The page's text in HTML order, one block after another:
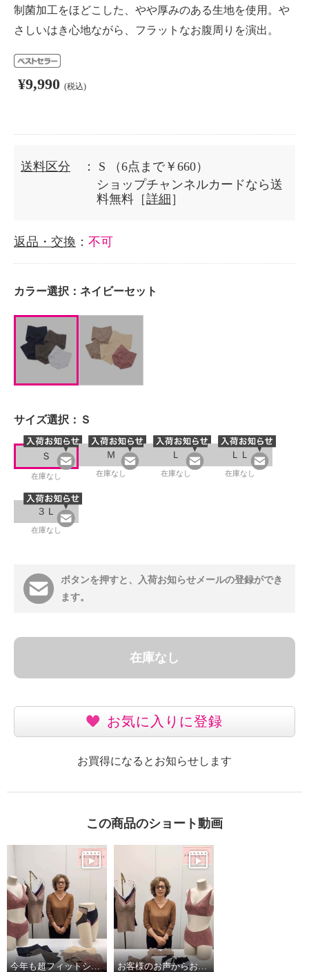
制菌加工をほどこした、やや厚みのある生地を使用。や
さしいはき心地ながら、フラットなお腹周りを演出。
¥9,990 (税込)
送料区分 ： S
（6点まで￥660）
ショップチャンネルカードなら送
料無料［詳細 ］
返品・交換 ： 不可
カラー選択： ネイビーセット
サイズ選択： Ｓ
Ｓ
在庫なし
Ｍ
在庫なし
Ｌ
在庫なし
ＬＬ
在庫なし
３Ｌ
在庫なし
ボタンを押すと、入荷お知らせメールの登録ができ
ます。
在庫なし
お気に入りに登録
お買得になるとお知らせします
この商品のショート動画
今年も超フィットショーツしっかりバージョン！ お客様のお声からお作りしたブラとブラキャミです！